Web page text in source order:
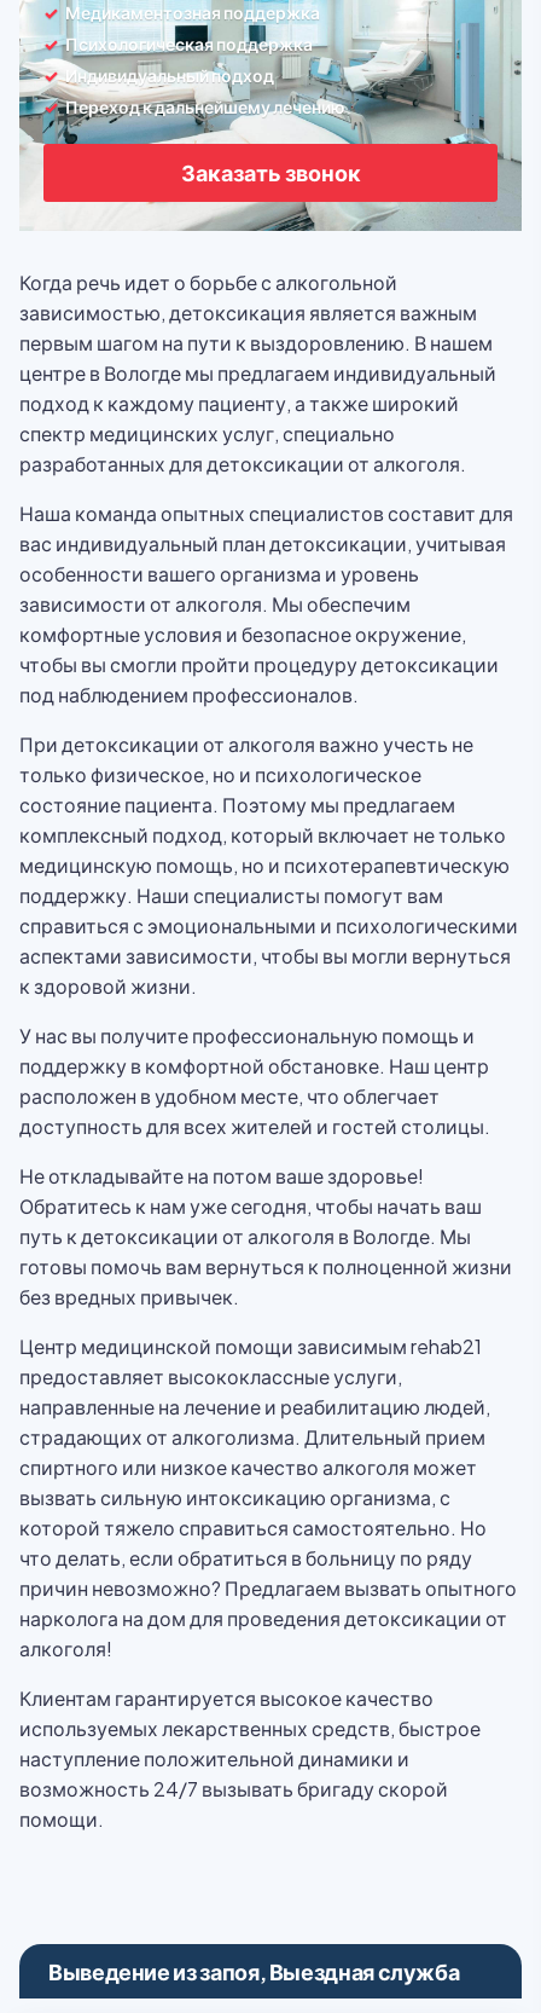
Медикаментозная поддержка
Психологическая поддержка
Индивидуальный подход
Переход к дальнейшему лечению
Заказать звонок
Когда речь идет о борьбе с алкогольной
зависимостью, детоксикация является важным
первым шагом на пути к выздоровлению. В нашем
центре в Вологде мы предлагаем индивидуальный
подход к каждому пациенту, а также широкий
спектр медицинских услуг, специально
разработанных для детоксикации от алкоголя.
Наша команда опытных специалистов составит для
вас индивидуальный план детоксикации, учитывая
особенности вашего организма и уровень
зависимости от алкоголя. Мы обеспечим
комфортные условия и безопасное окружение,
чтобы вы смогли пройти процедуру детоксикации
под наблюдением профессионалов.
При детоксикации от алкоголя важно учесть не
только физическое, но и психологическое
состояние пациента. Поэтому мы предлагаем
комплексный подход, который включает не только
медицинскую помощь, но и психотерапевтическую
поддержку. Наши специалисты помогут вам
справиться с эмоциональными и психологическими
аспектами зависимости, чтобы вы могли вернуться
к здоровой жизни.
У нас вы получите профессиональную помощь и
поддержку в комфортной обстановке. Наш центр
расположен в удобном месте, что облегчает
доступность для всех жителей и гостей столицы.
Не откладывайте на потом ваше здоровье!
Обратитесь к нам уже сегодня, чтобы начать ваш
путь к детоксикации от алкоголя в Вологде. Мы
готовы помочь вам вернуться к полноценной жизни
без вредных привычек.
Центр медицинской помощи зависимым rehab21
предоставляет высококлассные услуги,
направленные на лечение и реабилитацию людей,
страдающих от алкоголизма. Длительный прием
спиртного или низкое качество алкоголя может
вызвать сильную интоксикацию организма, с
которой тяжело справиться самостоятельно. Но
что делать, если обратиться в больницу по ряду
причин невозможно? Предлагаем вызвать опытного
нарколога на дом для проведения детоксикации от
алкоголя!
Клиентам гарантируется высокое качество
используемых лекарственных средств, быстрое
наступление положительной динамики и
возможность 24/7 вызывать бригаду скорой
помощи.
Выведение из запоя, Выездная служба